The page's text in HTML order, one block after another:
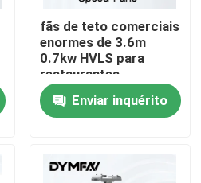
fãs de teto comerciais
enormes de 3.6m
0.7kw HVLS para
restaurantes
Enviar inquérito